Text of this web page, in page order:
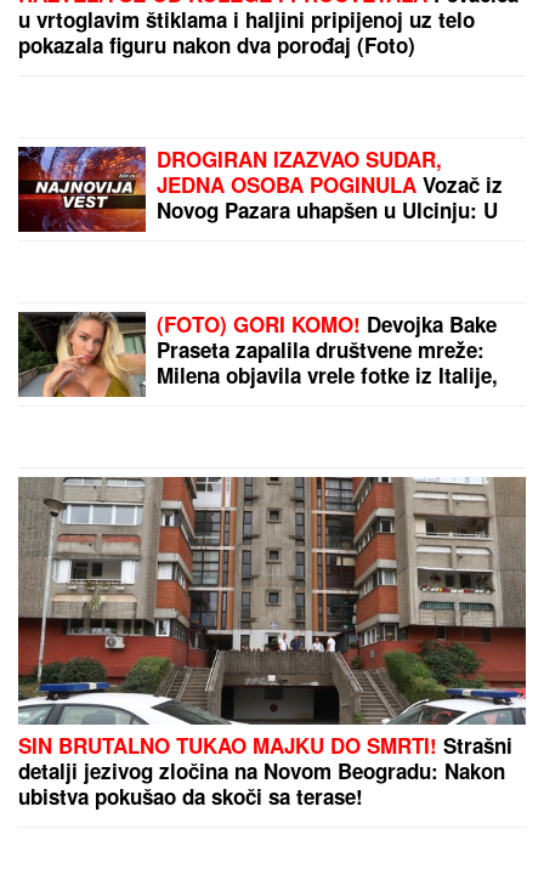
u vrtoglavim štiklama i haljini pripijenoj uz telo
pokazala figuru nakon dva porođaj (Foto)
DROGIRAN IZAZVAO SUDAR,
JEDNA OSOBA POGINULA Vozač iz
Novog Pazara uhapšen u Ulcinju: U
(FOTO) GORI KOMO! Devojka Bake
Praseta zapalila društvene mreže:
Milena objavila vrele fotke iz Italije,
SIN BRUTALNO TUKAO MAJKU DO SMRTI! Strašni
detalji jezivog zločina na Novom Beogradu: Nakon
ubistva pokušao da skoči sa terase!